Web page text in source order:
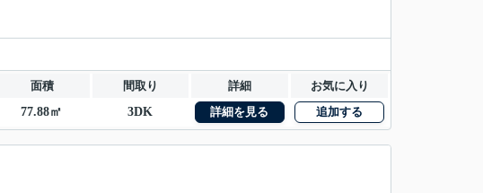
面積 間取り 詳細
お気に入り
77.88㎡ 3DK 詳細を見る 追加する